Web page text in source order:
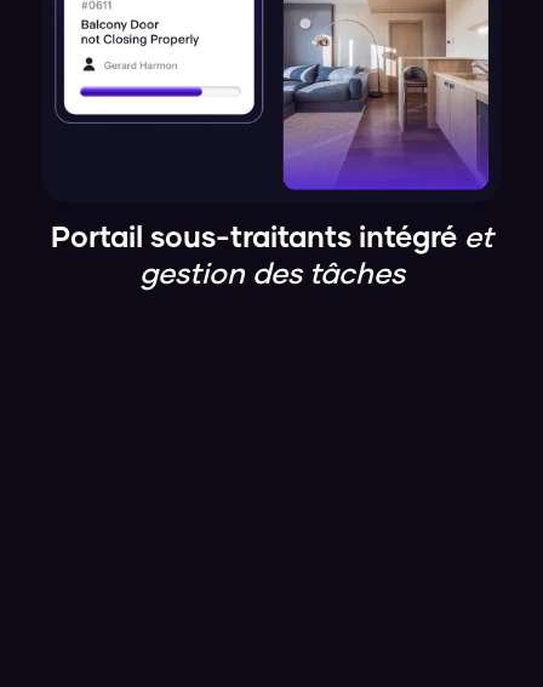
Portail sous-traitants intégréet
gestion des tâches